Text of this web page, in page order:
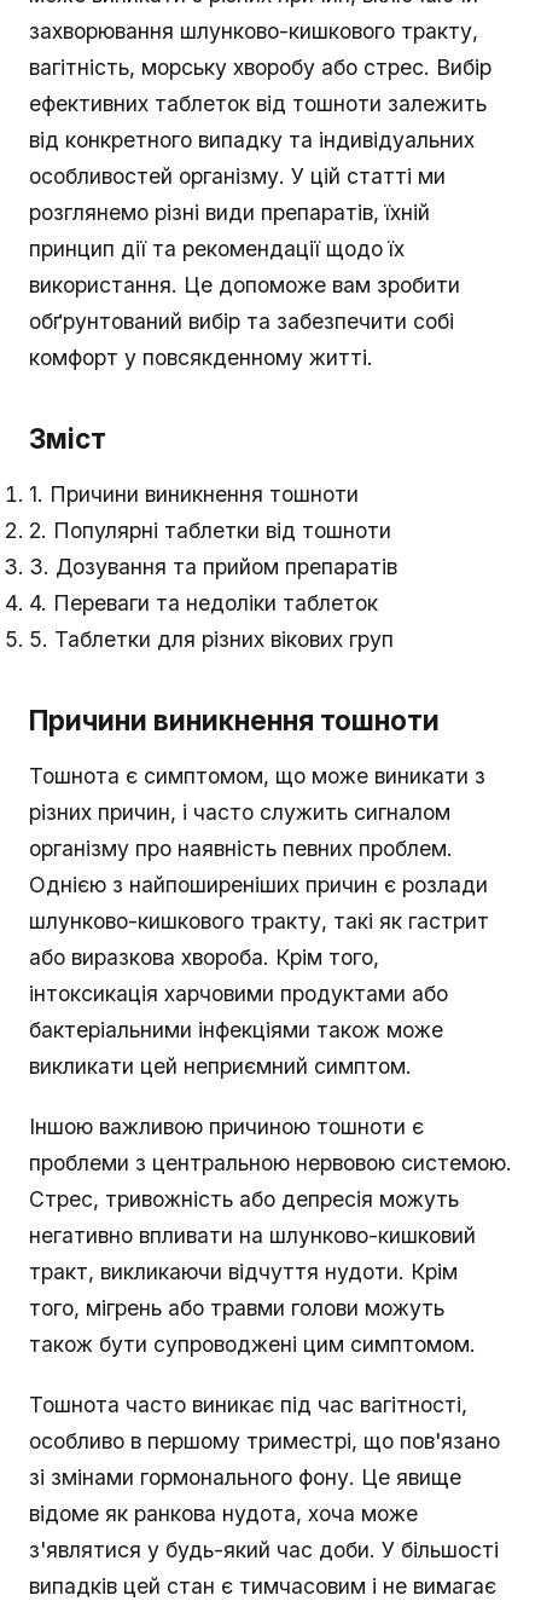
захворювання шлунково-кишкового тракту,
вагітність, морську хворобу або стрес. Вибір
ефективних таблеток від тошноти залежить
від конкретного випадку та індивідуальних
особливостей організму. У цій статті ми
розглянемо різні види препаратів, їхній
принцип дії та рекомендації щодо їх
використання. Це допоможе вам зробити
обґрунтований вибір та забезпечити собі
комфорт у повсякденному житті.
Зміст
1. Причини виникнення тошноти
2. Популярні таблетки від тошноти
3. Дозування та прийом препаратів
4. Переваги та недоліки таблеток
5. Таблетки для різних вікових груп
Причини виникнення тошноти
Тошнота є симптомом, що може виникати з
різних причин, і часто служить сигналом
організму про наявність певних проблем.
Однією з найпоширеніших причин є розлади
шлунково-кишкового тракту, такі як гастрит
або виразкова хвороба. Крім того,
інтоксикація харчовими продуктами або
бактеріальними інфекціями також може
викликати цей неприємний симптом.
Іншою важливою причиною тошноти є
проблеми з центральною нервовою системою.
Стрес, тривожність або депресія можуть
негативно впливати на шлунково-кишковий
тракт, викликаючи відчуття нудоти. Крім
того, мігрень або травми голови можуть
також бути супроводжені цим симптомом.
Тошнота часто виникає під час вагітності,
особливо в першому триместрі, що пов'язано
зі змінами гормонального фону. Це явище
відоме як ранкова нудота, хоча може
з'являтися у будь-який час доби. У більшості
випадків цей стан є тимчасовим і не вимагає